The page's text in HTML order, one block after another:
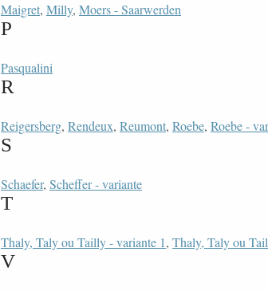
Maigret, Milly, Moers - Saarwerden
P
Pasqualini
R
Reigersberg, Rendeux, Reumont, Roebe, Roebe -
S
Schaefer, Scheffer - variante
T
Thaly, Taly ou Tailly - variante 1, Thaly, Taly ou
V